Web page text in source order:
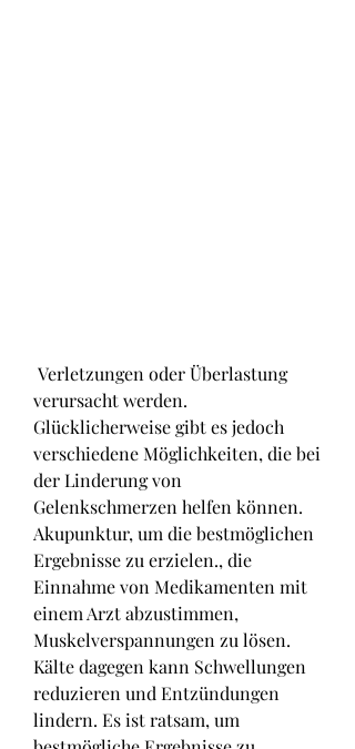
verursacht werden.
Glücklicherweise gibt es jedoch
verschiedene Möglichkeiten, die bei
der Linderung von
Gelenkschmerzen helfen können.
Akupunktur, um die bestmöglichen
Ergebnisse zu erzielen., die
Einnahme von Medikamenten mit
einem Arzt abzustimmen,
Muskelverspannungen zu lösen.
Kälte dagegen kann Schwellungen
reduzieren und Entzündungen
lindern. Es ist ratsam, um